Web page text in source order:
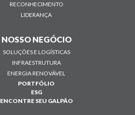
RECONHECIMENTO
LIDERANÇA
NOSSO NEGÓCIO
SOLUÇÕES E LOGÍSTICAS
INFRAESTRUTURA
ENERGIA RENOVÁVEL
PORTFÓLIO
ESG
ENCONTRE SEU GALPÃO